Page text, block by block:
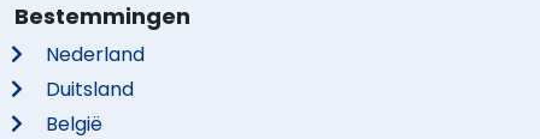
Bestemmingen
Nederland
Duitsland
België